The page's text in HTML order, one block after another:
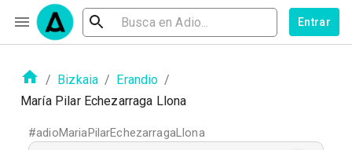
Entrar
/ Bizkaia / Erandio /
María Pilar Echezarraga Llona
#adioMariaPilarEchezarragaLlona